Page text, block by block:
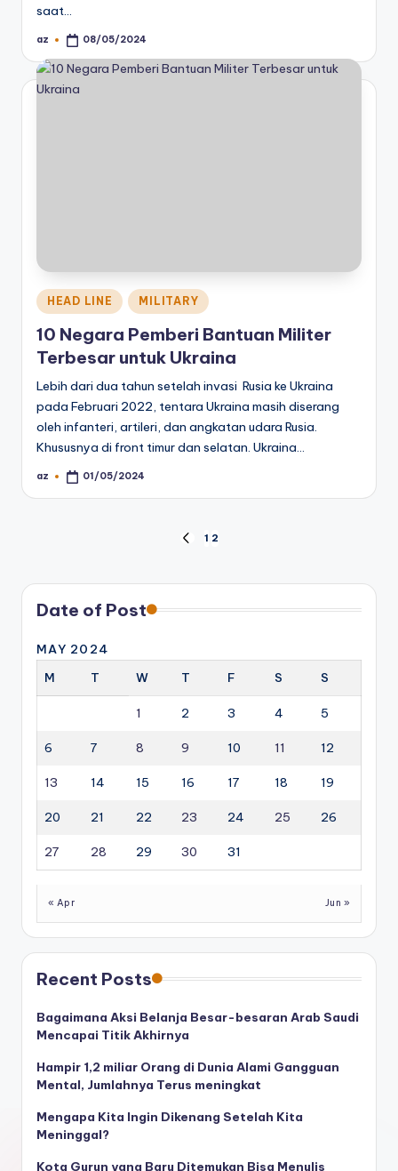
saat…
Posted
az 08/05/2024
Posted
in
HEAD LINE MILITARY
10 Negara Pemberi Bantuan Militer
Terbesar untuk Ukraina
Lebih dari dua tahun setelah invasi Rusia ke Ukraina
pada Februari 2022, tentara Ukraina masih diserang
oleh infanteri, artileri, dan angkatan udara Rusia.
Khususnya di front timur dan selatan. Ukraina…
Posted
az 01/05/2024
pagination
PREVIOUS
1 2
Date of Post
MAY 2024
M
T W T F S S
1 2 3 4 5
6 7 8 9 10 11 12
13 14 15 16 17 18 19
20 21 22 23 24 25 26
27 28 29 30 31
« Apr Jun »
Recent Posts
Bagaimana Aksi Belanja Besar-besaran Arab Saudi
Mencapai Titik Akhirnya
Hampir 1,2 miliar Orang di Dunia Alami Gangguan
Mental, Jumlahnya Terus meningkat
Mengapa Kita Ingin Dikenang Setelah Kita
Meninggal?
Kota Gurun yang Baru Ditemukan Bisa Menulis